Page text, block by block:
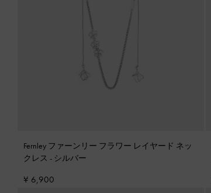
Fernley ファーンリー フラワー レイヤード ネッ
クレス - シルバー
¥ 6,900